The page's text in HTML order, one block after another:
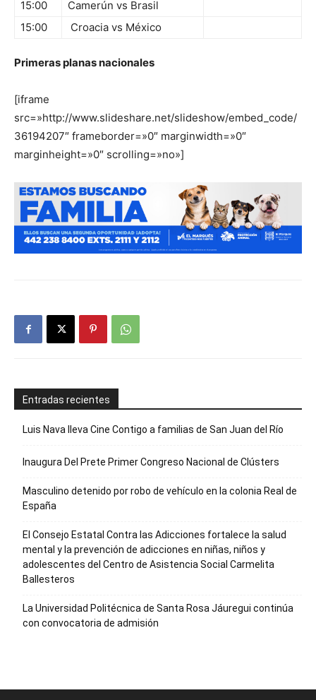
15:00
Camerún vs Brasil
15:00
Croacia vs México
Primeras planas nacionales
[iframe
src=»http://www.slideshare.net/slideshow/embed_code/
36194207″ frameborder=»0″ marginwidth=»0″
marginheight=»0″ scrolling=»no»]
Entradas recientes
Luis Nava lleva Cine Contigo a familias de San Juan del Río
Inaugura Del Prete Primer Congreso Nacional de Clústers
Masculino detenido por robo de vehículo en la colonia Real de
España
El Consejo Estatal Contra las Adicciones fortalece la salud
mental y la prevención de adicciones en niñas, niños y
adolescentes del Centro de Asistencia Social Carmelita
Ballesteros
La Universidad Politécnica de Santa Rosa Jáuregui continúa
con convocatoria de admisión